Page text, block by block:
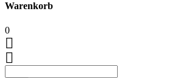
Warenkorb
0

